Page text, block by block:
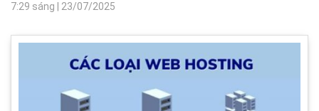
7:29 sáng 23/07/2025